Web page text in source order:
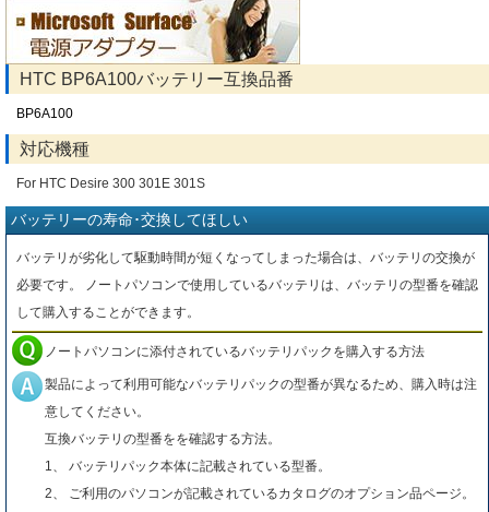
HTC BP6A100バッテリー互換品番
BP6A100
対応機種
For HTC Desire 300 301E 301S
バッテリーの寿命･交換してほしい
バッテリが劣化して駆動時間が短くなってしまった場合は、バッテリの交換が
必要です。 ノートパソコンで使用しているバッテリは、バッテリの型番を確認
して購入することができます。
ノートパソコンに添付されているバッテリパックを購入する方法
製品によって利用可能なバッテリパックの型番が異なるため、購入時は注
意してください。
互換バッテリの型番をを確認する方法。
1、 バッテリパック本体に記載されている型番。
2、 ご利用のパソコンが記載されているカタログのオプション品ページ。